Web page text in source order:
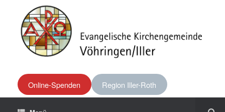
Online-Spenden Region Iller-Roth